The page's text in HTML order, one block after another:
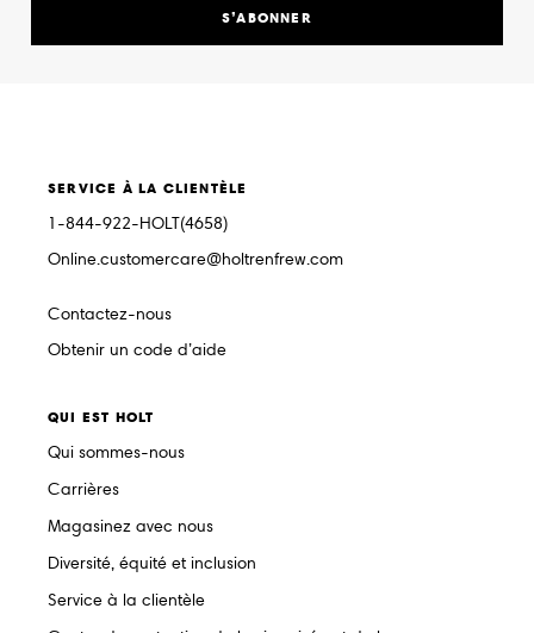
S’ABONNER
SERVICE À LA CLIENTÈLE
1-844-922-HOLT(4658)
Online.customercare@holtrenfrew.com
Contactez-nous
Obtenir un code d’aide
QUI EST HOLT
Qui sommes-nous
Carrières
Magasinez avec nous
Diversité, équité et inclusion
Service à la clientèle